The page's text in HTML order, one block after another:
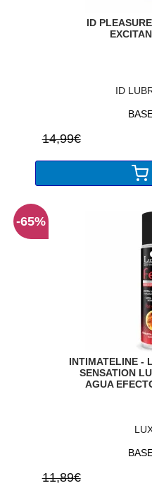
ID
ID
14,99€
INTIMATELINE -
SENSATION
AGUA
11,89€
-65%